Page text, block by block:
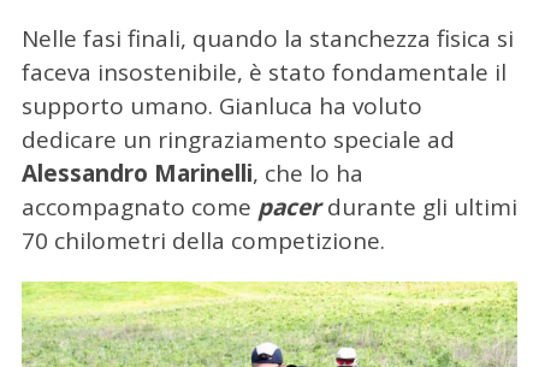
Nelle fasi finali, quando la stanchezza fisica si
faceva insostenibile, è stato fondamentale il
supporto umano. Gianluca ha voluto
dedicare un ringraziamento speciale ad
Alessandro Marinelli, che lo ha
accompagnato come pacerdurante gli ultimi
70 chilometri della competizione.